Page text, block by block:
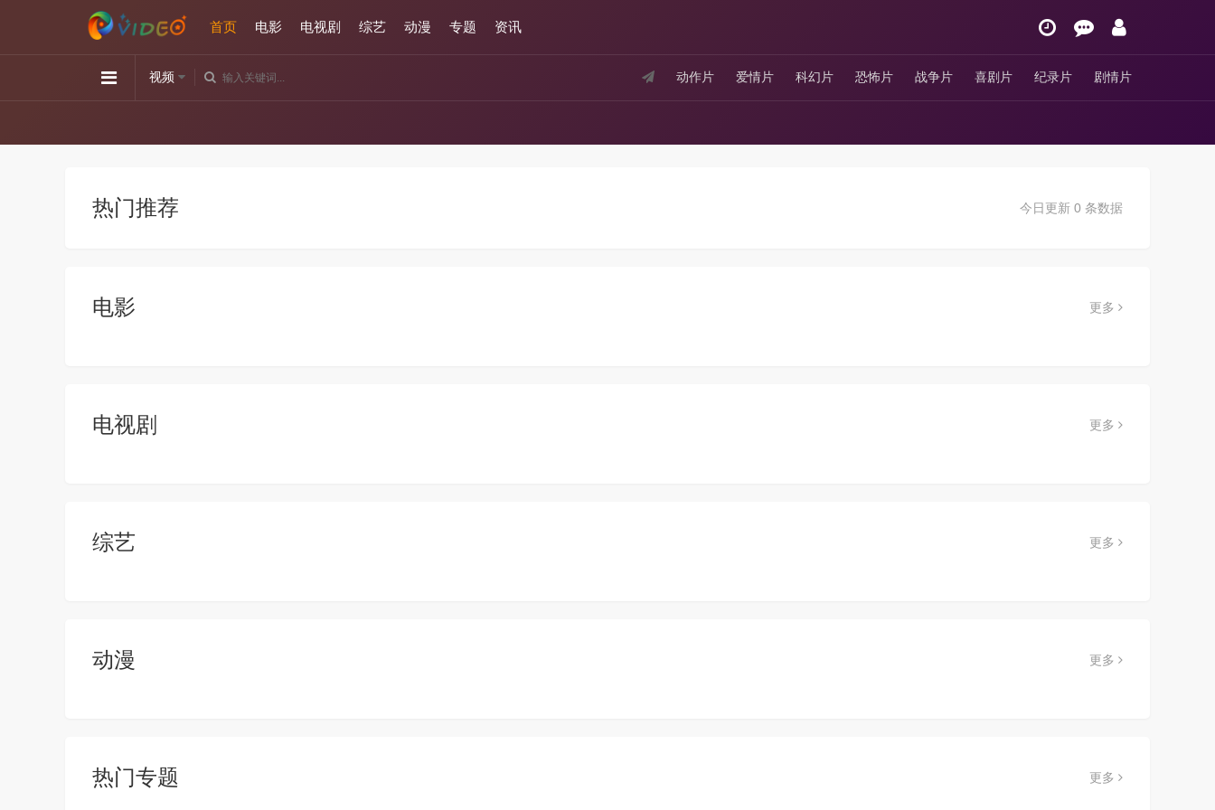
首页 电影 电视剧 综艺 动漫 专题 资讯
动作片 爱情片 科幻片 恐怖片 战争片 喜剧片 纪录片 剧情片
视频
今日更新 0 条数据
热门推荐
电影 更多
电视剧 更多
综艺 更多
动漫 更多
热门专题 更多